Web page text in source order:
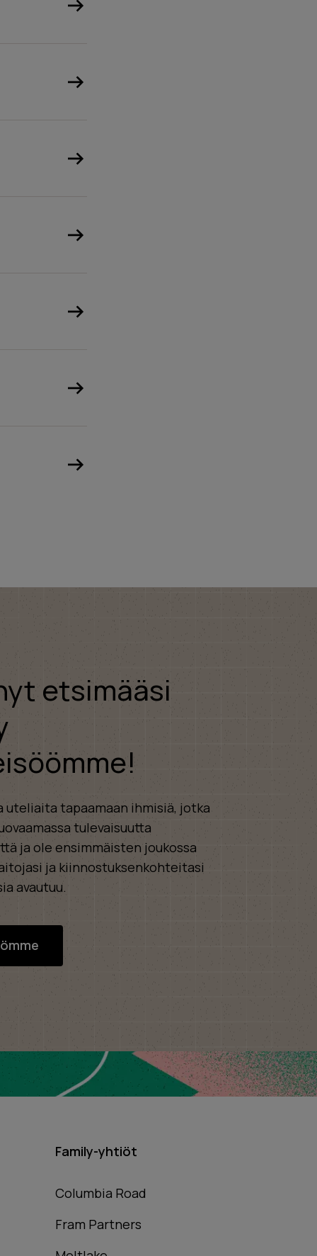
etsimääsi
uteliaita tapaamaan ihmisiä, jotka
tulevaisuutta
ja ole ensimmäisten joukossa
ja kiinnostuksenkohteitasi
avautuu.
Family-yhtiöt
Columbia Road
Fram Partners